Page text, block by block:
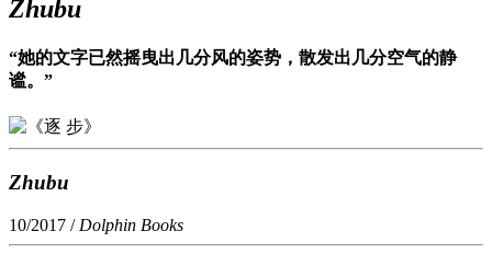
Zhubu
“她的文字已然摇曳出几分风的姿势，散发出几分空气的静
谧。”
Zhubu
10/2017 / Dolphin Books